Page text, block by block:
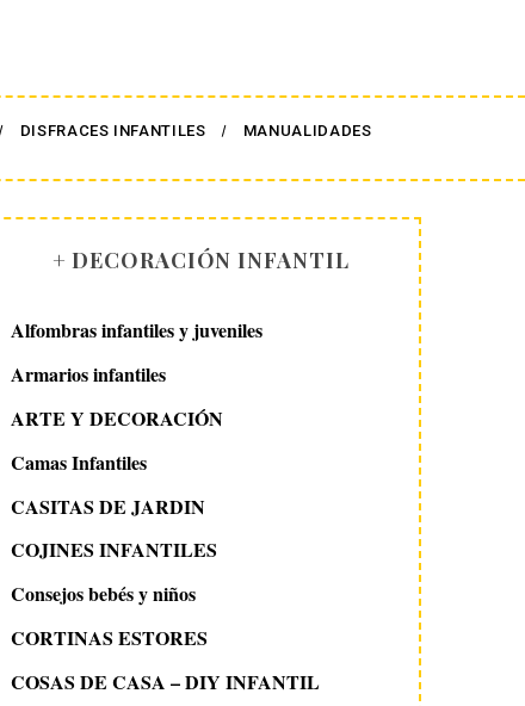
DISFRACES INFANTILES MANUALIDADES
+ DECORACIÓN INFANTIL
Alfombras infantiles y juveniles
Armarios infantiles
ARTE Y DECORACIÓN
Camas Infantiles
CASITAS DE JARDIN
COJINES INFANTILES
Consejos bebés y niños
CORTINAS ESTORES
COSAS DE CASA – DIY INFANTIL